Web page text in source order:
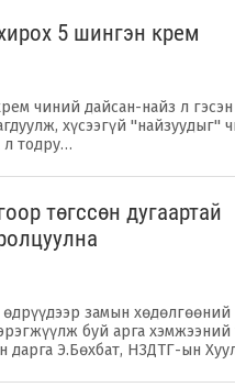
5 шингэн крем
чиний дайсан-найз л гэсэн
хүсээгүй ''найзуудыг''
л тодру…
төгссөн дугаартай
замын хөдөлгөөний
буй арга хэмжээний
дарга Э.Бөхбат, НЗДТГ-ын